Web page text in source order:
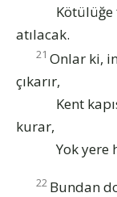
Kötülüğe
atılacak.
21 Onlar ki,
çıkarır,
Kent
kurar,
Yok yere
22 Bundan